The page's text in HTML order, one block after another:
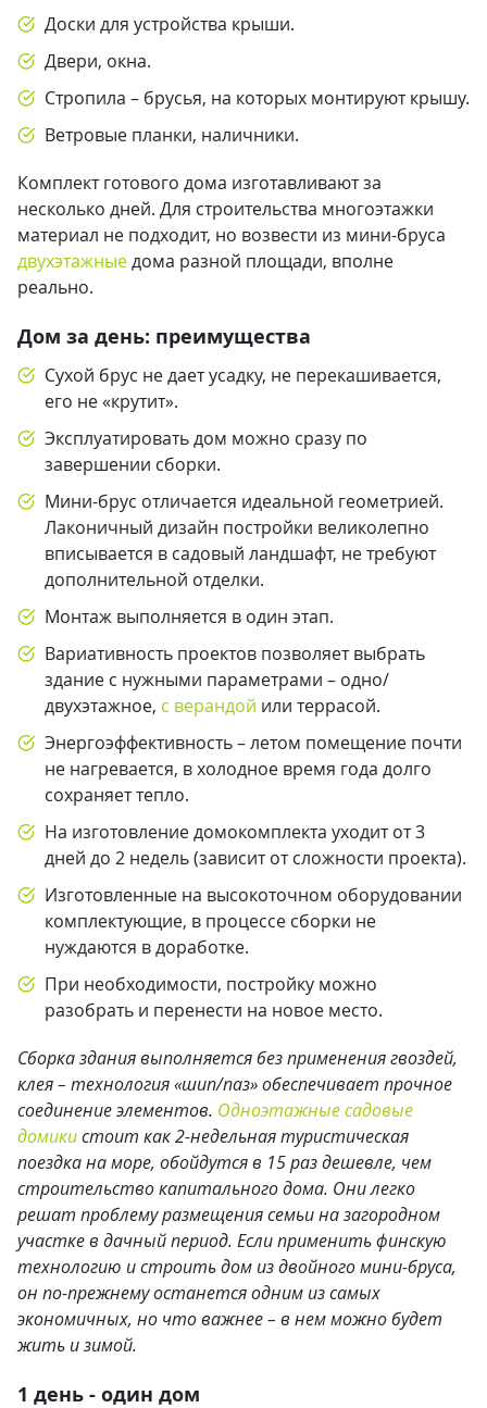
Доски для устройства крыши.
Двери, окна.
Стропила – брусья, на которых монтируют крышу.
Ветровые планки, наличники.
Комплект готового дома изготавливают за
несколько дней. Для строительства многоэтажки
материал не подходит, но возвести из мини-бруса
двухэтажныедома разной площади, вполне
реально.
Дом за день: преимущества
Сухой брус не дает усадку, не перекашивается,
его не «крутит».
Эксплуатировать дом можно сразу по
завершении сборки.
Мини-брус отличается идеальной геометрией.
Лаконичный дизайн постройки великолепно
вписывается в садовый ландшафт, не требуют
дополнительной отделки.
Монтаж выполняется в один этап.
Вариативность проектов позволяет выбрать
здание с нужными параметрами – одно/
двухэтажное, с верандой или террасой.
Энергоэффективность – летом помещение почти
не нагревается, в холодное время года долго
сохраняет тепло.
На изготовление домокомплекта уходит от 3
дней до 2 недель (зависит от сложности проекта).
Изготовленные на высокоточном оборудовании
комплектующие, в процессе сборки не
нуждаются в доработке.
При необходимости, постройку можно
разобрать и перенести на новое место.
Сборка здания выполняется без применения гвоздей,
клея – технология «шип/паз» обеспечивает прочное
соединение элементов. Одноэтажные садовые
домикистоит как 2-недельная туристическая
поездка на море, обойдутся в 15 раз дешевле, чем
строительство капитального дома. Они легко
решат проблему размещения семьи на загородном
участке в дачный период. Если применить финскую
технологию и строить дом из двойного мини-бруса,
он по-прежнему останется одним из самых
экономичных, но что важнее – в нем можно будет
жить и зимой.
1 день - один дом